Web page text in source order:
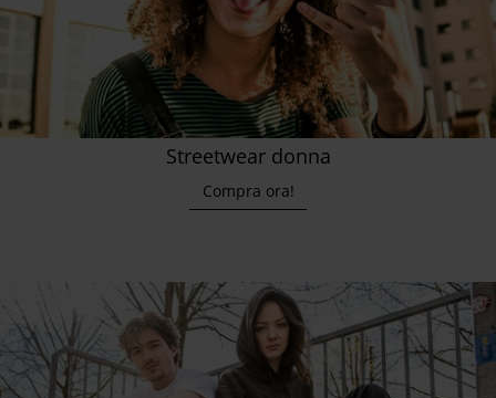
Streetwear donna
Compra ora!